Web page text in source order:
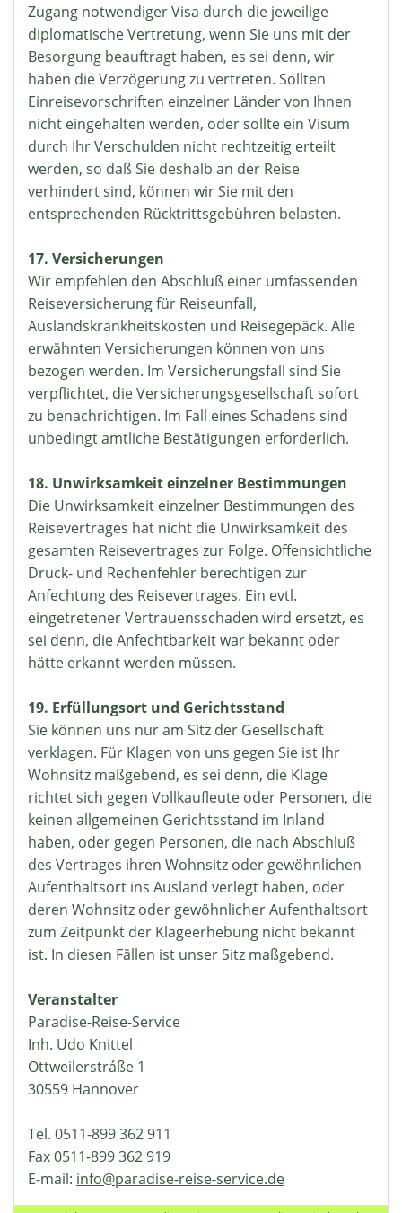
Zugang notwendiger Visa durch die jeweilige
diplomatische Vertretung, wenn Sie uns mit der
Besorgung beauftragt haben, es sei denn, wir
haben die Verzögerung zu vertreten. Sollten
Einreisevorschriften einzelner Länder von Ihnen
nicht eingehalten werden, oder sollte ein Visum
durch Ihr Verschulden nicht rechtzeitig erteilt
werden, so daß Sie deshalb an der Reise
verhindert sind, können wir Sie mit den
entsprechenden Rücktrittsgebühren belasten.
17. Versicherungen
Wir empfehlen den Abschluß einer umfassenden
Reiseversicherung für Reiseunfall,
Auslandskrankheitskosten und Reisegepäck. Alle
erwähnten Versicherungen können von uns
bezogen werden. Im Versicherungsfall sind Sie
verpflichtet, die Versicherungsgesellschaft sofort
zu benachrichtigen. Im Fall eines Schadens sind
unbedingt amtliche Bestätigungen erforderlich.
18. Unwirksamkeit einzelner Bestimmungen
Die Unwirksamkeit einzelner Bestimmungen des
Reisevertrages hat nicht die Unwirksamkeit des
gesamten Reisevertrages zur Folge. Offensichtliche
Druck- und Rechenfehler berechtigen zur
Anfechtung des Reisevertrages. Ein evtl.
eingetretener Vertrauensschaden wird ersetzt, es
sei denn, die Anfechtbarkeit war bekannt oder
hätte erkannt werden müssen.
19. Erfüllungsort und Gerichtsstand
Sie können uns nur am Sitz der Gesellschaft
verklagen. Für Klagen von uns gegen Sie ist Ihr
Wohnsitz maßgebend, es sei denn, die Klage
richtet sich gegen Vollkaufleute oder Personen, die
keinen allgemeinen Gerichtsstand im Inland
haben, oder gegen Personen, die nach Abschluß
des Vertrages ihren Wohnsitz oder gewöhnlichen
Aufenthaltsort ins Ausland verlegt haben, oder
deren Wohnsitz oder gewöhnlicher Aufenthaltsort
zum Zeitpunkt der Klageerhebung nicht bekannt
ist. In diesen Fällen ist unser Sitz maßgebend.
Veranstalter
Paradise-Reise-Service
Inh. Udo Knittel
Ottweilerstráße 1
30559 Hannover
Tel. 0511-899 362 911
Fax 0511-899 362 919
E-mail: info@paradise-reise-service.de